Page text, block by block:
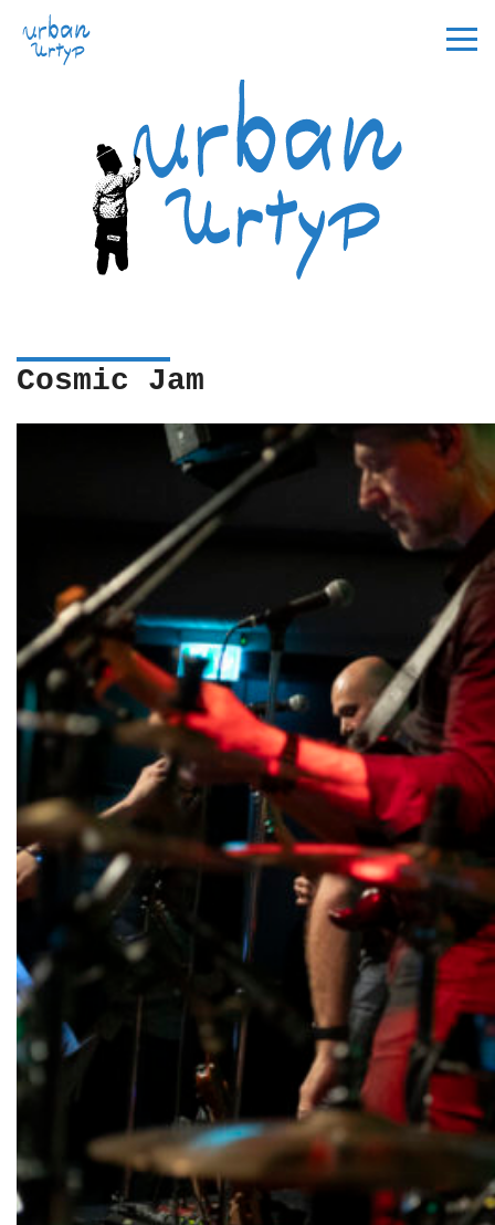
Startseite
Idee
Termine
Kontakt
christuskirche-bochum.de
europeanpromise.eu
Newsletter
Ticktes kaufen
Kontakt
Cosmic Jam